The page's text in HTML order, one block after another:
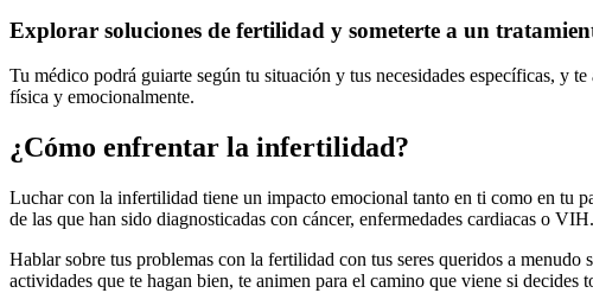
Explorar soluciones de fertilidad y someterte a un
Tu médico podrá guiarte según tu situación y tus necesidades específicas, y
física y emocionalmente.
¿Cómo enfrentar la infertilidad?
Luchar con la infertilidad tiene un impacto emocional tanto en ti como en tu
de las que han sido diagnosticadas con cáncer, enfermedades cardiacas o
Hablar sobre tus problemas con la fertilidad con tus seres queridos a
actividades que te hagan bien, te animen para el camino que viene si decides